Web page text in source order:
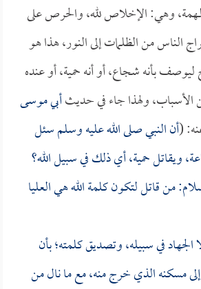
وهي: الإخلاص لله، والحرص على
الناس من الظلمات إلى النور، هذا هو
بأنه شجاع، أو أنه حمية، أو عنده
الأسباب، ولهذا جاء في حديثأبي موسى
(أن النبي صلى الله عليه وسلم سئل
ويقاتل حمية، أي ذلك في سبيل الله؟
من قاتل لتكون كلمة الله هي العليا
الجهاد في سبيله، وتصديق كلمته؛ بأن
إلى مسكنه الذي خرج منه، مع ما نال من